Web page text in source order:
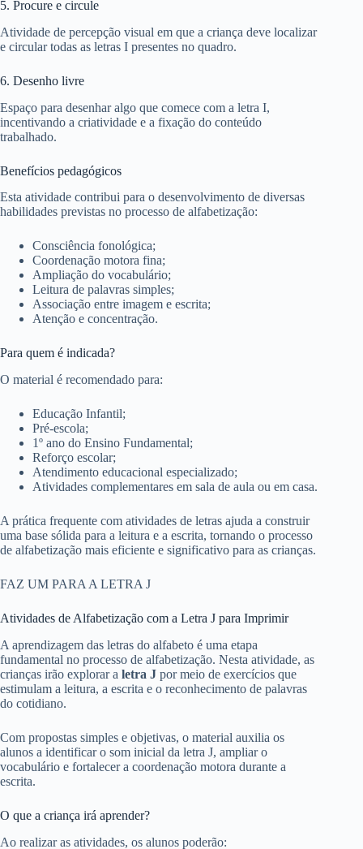
5. Procure e circule
Atividade de percepção visual em que a criança deve localizar
e circular todas as letras I presentes no quadro.
6. Desenho livre
Espaço para desenhar algo que comece com a letra I,
incentivando a criatividade e a fixação do conteúdo
trabalhado.
Benefícios pedagógicos
Esta atividade contribui para o desenvolvimento de diversas
habilidades previstas no processo de alfabetização:
Consciência fonológica;
Coordenação motora fina;
Ampliação do vocabulário;
Leitura de palavras simples;
Associação entre imagem e escrita;
Atenção e concentração.
Para quem é indicada?
O material é recomendado para:
Educação Infantil;
Pré-escola;
1º ano do Ensino Fundamental;
Reforço escolar;
Atendimento educacional especializado;
Atividades complementares em sala de aula ou em casa.
A prática frequente com atividades de letras ajuda a construir
uma base sólida para a leitura e a escrita, tornando o processo
de alfabetização mais eficiente e significativo para as crianças.
FAZ UM PARA A LETRA J
Atividades de Alfabetização com a Letra J para Imprimir
A aprendizagem das letras do alfabeto é uma etapa
fundamental no processo de alfabetização. Nesta atividade, as
crianças irão explorar a letra J por meio de exercícios que
estimulam a leitura, a escrita e o reconhecimento de palavras
do cotidiano.
Com propostas simples e objetivas, o material auxilia os
alunos a identificar o som inicial da letra J, ampliar o
vocabulário e fortalecer a coordenação motora durante a
escrita.
O que a criança irá aprender?
Ao realizar as atividades, os alunos poderão: